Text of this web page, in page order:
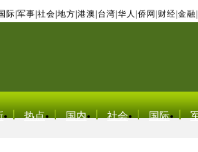
际 军事 社会 地方 港澳 台湾 华人 侨网 财经 金融
热点 国内 社会 国际